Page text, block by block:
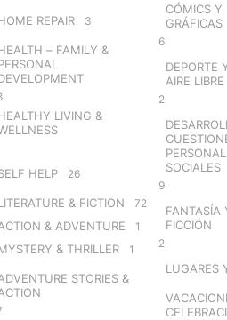
REPAIR 3
– FAMILY &
LIVING &
HELP 26
& FICTION 72
& ADVENTURE 1
& THRILLER 1
STORIES &
CÓMICS Y
GRÁFICAS
6
DEPORTE
AIRE LIBRE
2
SOCIALES
9
FANTASÍA
FICCIÓN
2
LUGARES